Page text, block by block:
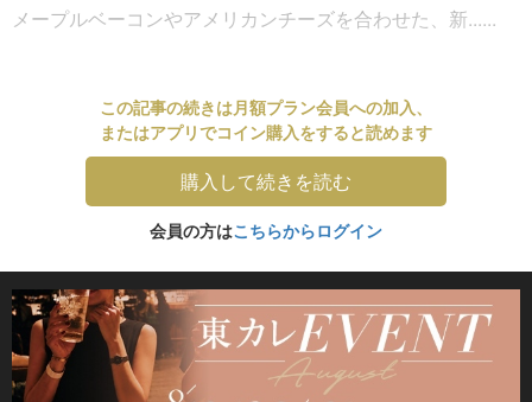
メープルベーコンやアメリカンチーズを合わせた、新......
この記事の続きは月額プラン会員への加入、
またはアプリでコイン購入をすると読めます
購入して続きを読む
会員の方はこちらからログイン